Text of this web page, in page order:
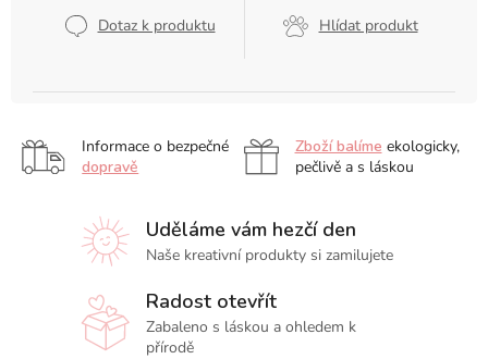
Dotaz k produktu Hlídat produkt
Informace o bezpečné
dopravě
Zboží balíme ekologicky,
pečlivě a s láskou
Uděláme vám hezčí den
Naše kreativní produkty si zamilujete
Radost otevřít
Zabaleno s láskou a ohledem k
přírodě